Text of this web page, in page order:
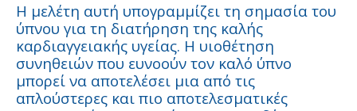
Η μελέτη αυτή υπογραμμίζει τη σημασία του
ύπνου για τη διατήρηση της καλής
καρδιαγγειακής υγείας. Η υιοθέτηση
συνηθειών που ευνοούν τον καλό ύπνο
μπορεί να αποτελέσει μια από τις
απλούστερες και πιο αποτελεσματικές